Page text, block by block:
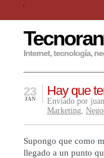
Internet, tecnología,
Hay que
23
JAN Enviado por
Marketing,
Supongo que como
llegado a un punto